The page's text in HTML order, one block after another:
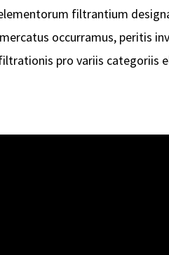
filtrantium
mercatus occurramus, peritis
pro variis categoriis